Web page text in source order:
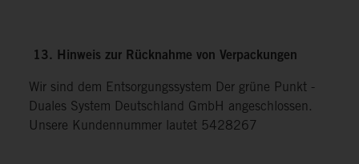
13. Hinweis zur Rücknahme von Verpackungen
Wir sind dem Entsorgungssystem Der grüne Punkt -
Duales System Deutschland GmbH angeschlossen.
Unsere Kundennummer lautet 5428267